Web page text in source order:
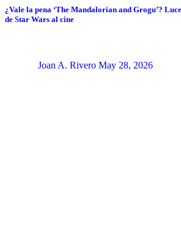
¿Vale la pena ‘The Mandalorian and Grogu’?
de Star Wars al cine
Joan A. Rivero May 28, 2026